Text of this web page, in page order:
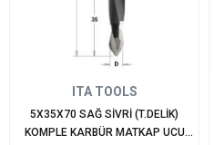
ITA TOOLS
5X35X70 SAĞ SİVRİ (T.DELİK)
KOMPLE KARBÜR MATKAP UCU